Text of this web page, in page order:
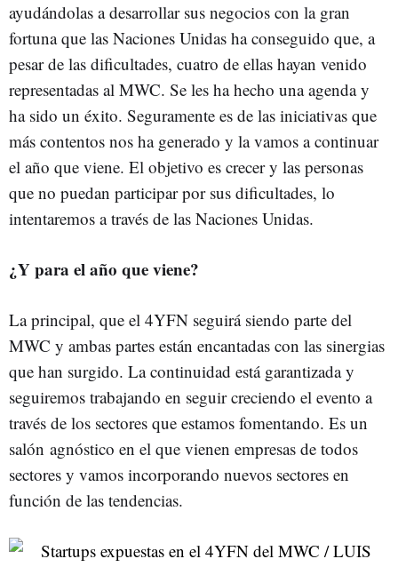
ayudándolas a desarrollar sus negocios con la gran
fortuna que las Naciones Unidas ha conseguido que, a
pesar de las dificultades, cuatro de ellas hayan venido
representadas al MWC. Se les ha hecho una agenda y
ha sido un éxito. Seguramente es de las iniciativas que
más contentos nos ha generado y la vamos a continuar
el año que viene. El objetivo es crecer y las personas
que no puedan participar por sus dificultades, lo
intentaremos a través de las Naciones Unidas.
¿Y para el año que viene?
La principal, que el 4YFN seguirá siendo parte del
MWC y ambas partes están encantadas con las sinergias
que han surgido. La continuidad está garantizada y
seguiremos trabajando en seguir creciendo el evento a
través de los sectores que estamos fomentando. Es un
salón agnóstico en el que vienen empresas de todos
sectores y vamos incorporando nuevos sectores en
función de las tendencias.